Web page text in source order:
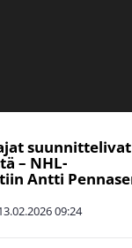
suunnittelivat
– NHL-
Antti
09:24